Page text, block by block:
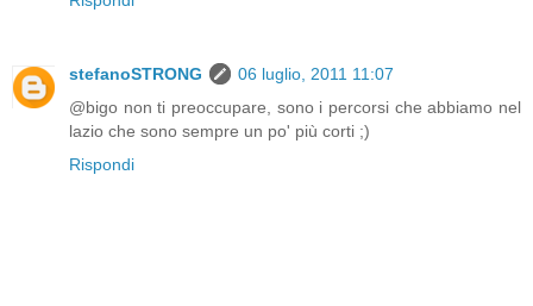
stefanoSTRONG
06 luglio, 2011 11:07
@bigo non ti preoccupare, sono i percorsi che abbiamo nel
lazio che sono sempre un po' più corti ;)
Rispondi